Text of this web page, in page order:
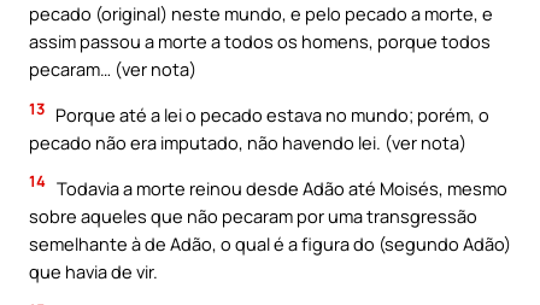
pecado (original) neste mundo, e pelo pecado a morte, e
assim passou a morte a todos os homens, porque todos
pecaram… (ver nota)
13 Porque até a lei o pecado estava no mundo; porém, o
pecado não era imputado, não havendo lei. (ver nota)
14 Todavia a morte reinou desde Adão até Moisés, mesmo
sobre aqueles que não pecaram por uma transgressão
semelhante à de Adão, o qual é a figura do (segundo Adão)
que havia de vir.